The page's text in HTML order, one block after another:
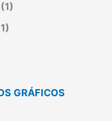
(1)
GRÁFICOS